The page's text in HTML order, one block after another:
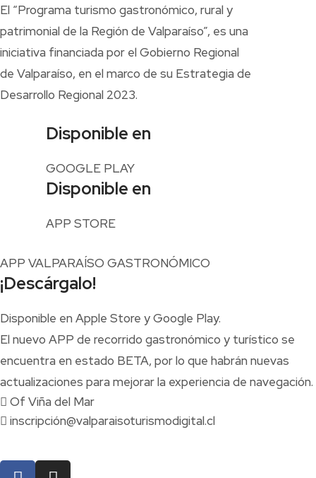
El “Programa turismo gastronómico, rural y
patrimonial de la Región de Valparaíso”, es una
iniciativa financiada por el Gobierno Regional
de Valparaíso, en el marco de su Estrategia de
Desarrollo Regional 2023.
Disponible en
GOOGLE PLAY
Disponible en
APP STORE
APP VALPARAÍSO GASTRONÓMICO
¡Descárgalo!
Disponible en Apple Store y Google Play.
El nuevo APP de recorrido gastronómico y turístico se
encuentra en estado BETA, por lo que habrán nuevas
actualizaciones para mejorar la experiencia de navegación.
Of Viña del Mar
inscripción@valparaisoturismodigital.cl